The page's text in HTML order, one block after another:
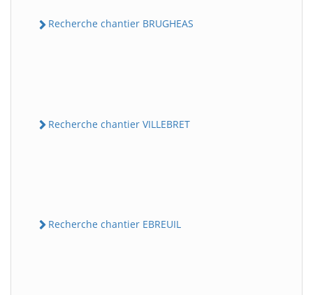
Recherche chantier BRUGHEAS
Recherche chantier VILLEBRET
Recherche chantier EBREUIL